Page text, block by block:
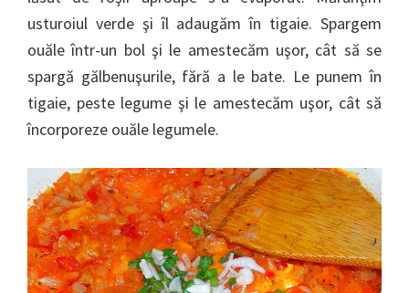
usturoiul verde şi îl adaugăm în tigaie. Spargem
ouăle într-un bol şi le amestecăm uşor, cât să se
spargă gălbenuşurile, fără a le bate. Le punem în
tigaie, peste legume şi le amestecăm uşor, cât să
încorporeze ouăle legumele.